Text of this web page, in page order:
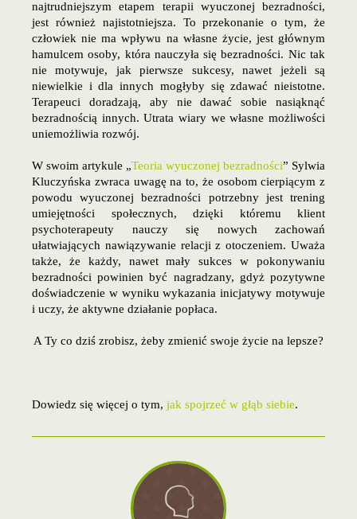
najtrudniejszym etapem terapii wyuczonej bezradności,
jest również najistotniejsza. To przekonanie o tym, że
człowiek nie ma wpływu na własne życie, jest głównym
hamulcem osoby, która nauczyła się bezradności. Nic tak
nie motywuje, jak pierwsze sukcesy, nawet jeżeli są
niewielkie i dla innych mogłyby się zdawać nieistotne.
Terapeuci doradzają, aby nie dawać sobie nasiąknąć
bezradnością innych. Utrata wiary we własne możliwości
uniemożliwia rozwój.
W swoim artykule „Teoria wyuczonej bezradności” Sylwia
Kluczyńska zwraca uwagę na to, że osobom cierpiącym z
powodu wyuczonej bezradności potrzebny jest trening
umiejętności społecznych, dzięki któremu klient
psychoterapeuty nauczy się nowych zachowań
ułatwiających nawiązywanie relacji z otoczeniem. Uważa
także, że każdy, nawet mały sukces w pokonywaniu
bezradności powinien być nagradzany, gdyż pozytywne
doświadczenie w wyniku wykazania inicjatywy motywuje
i uczy, że aktywne działanie popłaca.
A Ty co dziś zrobisz, żeby zmienić swoje życie na lepsze?
Dowiedz się więcej o tym, jak spojrzeć w głąb siebie.